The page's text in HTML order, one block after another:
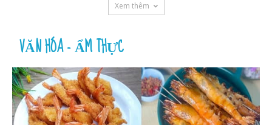
Xem thêm
VĂN HÓA - ẨM THỰC